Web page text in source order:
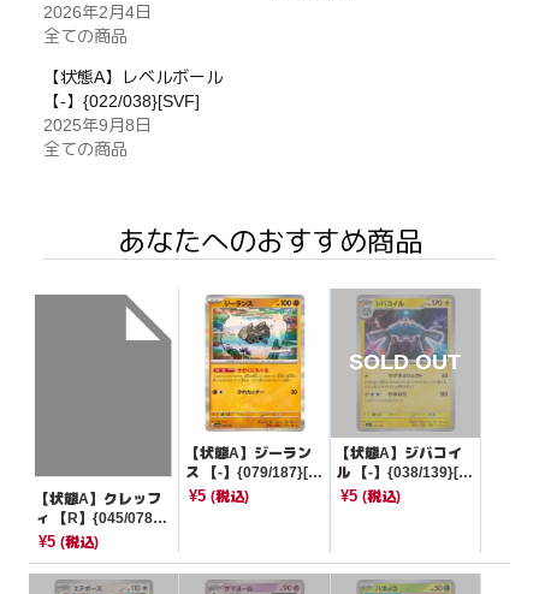
2026年2月4日
全ての商品
【状態A】レベルボール
【-】{022/038}[SVF]
2025年9月8日
全ての商品
あなたへのおすすめ商品
【状態A】クレッフ
ィ 【R】{045/078}
[SV1V]
¥5 (税込)
【状態A】ジーラン
ス 【-】{079/187}[S
V8a]
¥5(税込)
【状態A】ジバコイ
ル 【-】{038/139}[S
VD]
¥5 (税込)